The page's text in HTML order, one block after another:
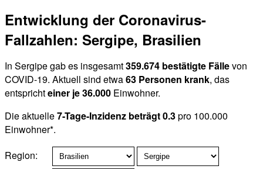
Entwicklung der Coronavirus-
Fallzahlen: Sergipe, Brasilien
In Sergipe gab es insgesamt359.674 bestätigte Fällevon
COVID-19. Aktuell sind etwa63 Personen krank, das
entsprichteiner je 36.000 Einwohner.
Die aktuelle7-Tage-Inzidenz beträgt 0.3pro 100.000
Einwohner*.
Region: